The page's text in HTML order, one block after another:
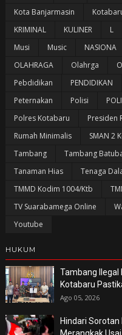
Kota Banjarmasin
KRIMINAL
KULINER L
Musi
Music NASIONA
OLAHRAGA
Olahrga
Pebdidikan
PENDIDIKAN
Peternakan
Polisi
Polres Kotabaru
Presiden
Rumah Minimalis
SMAN 2
Tambang
Tambang
Tanaman Hias
Tenaga
TMMD Kodim 1004/Ktb
TV Suarabamega Online
Youtube
HUKUM
Tambang Ilegal
Kotabaru
Ago 05, 2026
Hindari Sorotan